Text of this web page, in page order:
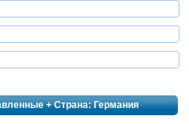
+ Страна: Германия